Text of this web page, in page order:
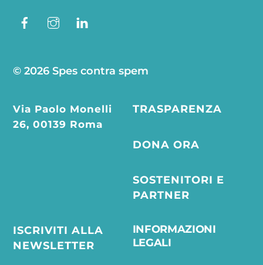
FacebookInstagram
© 2026 Spes contra spem
Via Paolo Monelli
26, 00139 Roma
TRASPARENZA
DONA ORA
SOSTENITORI E
PARTNER
ISCRIVITI ALLA
NEWSLETTER
INFORMAZIONI
LEGALI